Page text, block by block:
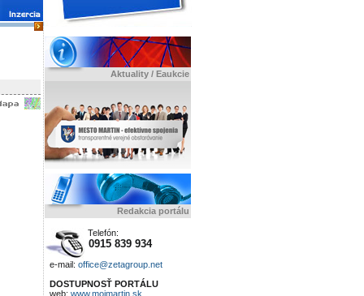
Aktuality / Eaukcie
Redakcia portálu
Telefón:
0915 839 934
e-mail: office@zetagroup.net
DOSTUPNOSŤ PORTÁLU
web: www.mojmartin.sk